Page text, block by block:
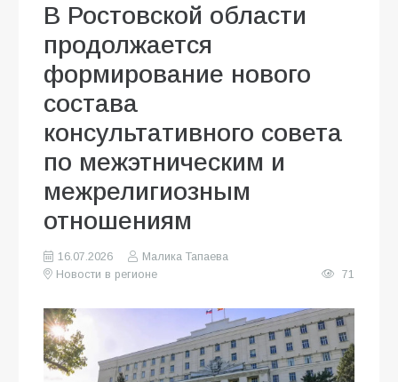
В Ростовской области
продолжается
формирование нового
состава
консультативного совета
по межэтническим и
межрелигиозным
отношениям
16.07.2026
Малика Тапаева
Новости в регионе
71